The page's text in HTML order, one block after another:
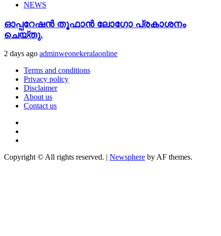
NEWS
ഓപ്പറേഷൻ തൂഫാൻ ലോഗോ പ്രകാശനം
ചെയ്തു.
2 days ago adminweonekeralaonline
Terms and conditions
Privacy policy
Disclaimer
About us
Contact us
Copyright © All rights reserved. | Newsphere by AF themes.